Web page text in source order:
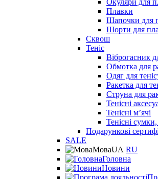
Окуляри для
Плавки
Шапочки для
Шорти для
Сквош
Теніс
Віброгасник
Обмотка для
Одяг для
Ракетка для
Струна для
Тенісні
Тенісні мʼячі
Тенісні
Подарункові
SALE
МоваUA RU
Головна
Новини